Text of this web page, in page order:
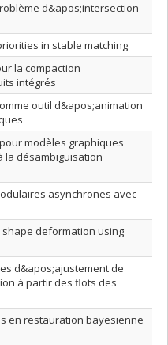
d&apos;intersection
in stable matching
la compaction
intégrés
outil d&apos;animation
modèles graphiques
la désambiguïsation
asynchrones avec
deformation using
d&apos;ajustement de
à partir des flots des
en restauration bayesienne